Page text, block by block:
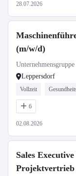
28.07.2026
(m/w/d)
Leppersdorf
Vollzeit
6
02.08.2026
Sales
Projektvertrieb